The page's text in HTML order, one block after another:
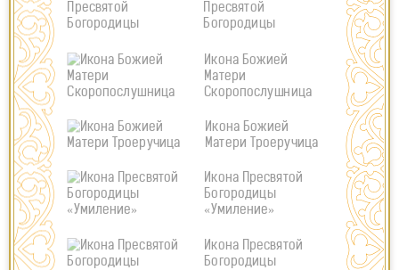
Пресвятой
Богородицы
Икона Божией
Матери
Скоропослушница
Икона Божией
Матери Троеручица
Икона Пресвятой
Богородицы
«Умиление»
Икона Пресвятой
Богородицы